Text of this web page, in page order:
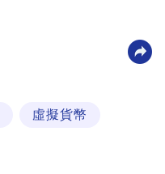
虛擬貨幣